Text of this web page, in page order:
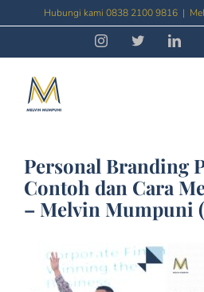
to
Hubungi kami 0838 2100 9816 |
InstagramThreads
Personal Branding
Contoh dan Cara
– Melvin Mumpuni